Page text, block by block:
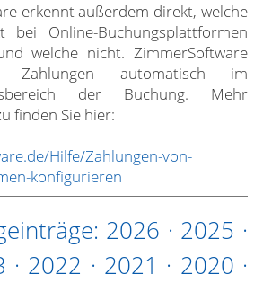
erkennt außerdem direkt, welche
bei Online-Buchungsplattformen
welche nicht. ZimmerSoftware
Zahlungen automatisch im
der Buchung. Mehr
finden Sie hier:
Hilfe/Zahlungen-von-
konfigurieren
2026 · 2025 ·
· 2022 · 2021 · 2020 ·